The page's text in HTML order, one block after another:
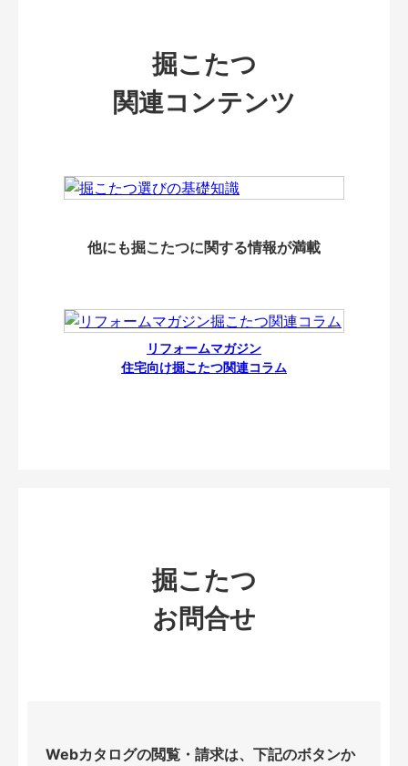
掘こたつ
関連コンテンツ
他にも掘こたつに関する情報が満載
リフォームマガジン
住宅向け掘こたつ関連コラム
掘こたつ
お問合せ
Webカタログの閲覧・請求は、下記のボタンか